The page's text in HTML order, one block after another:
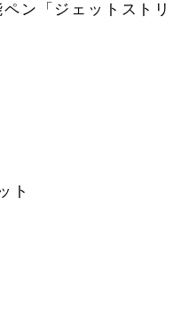
ン「ジェットストリ
ト